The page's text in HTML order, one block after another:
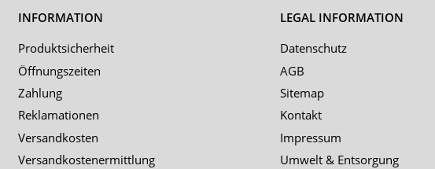
INFORMATION
Produktsicherheit
Öffnungszeiten
Zahlung
Reklamationen
Versandkosten
Versandkostenermittlung
LEGAL INFORMATION
Datenschutz
AGB
Sitemap
Kontakt
Impressum
Umwelt & Entsorgung